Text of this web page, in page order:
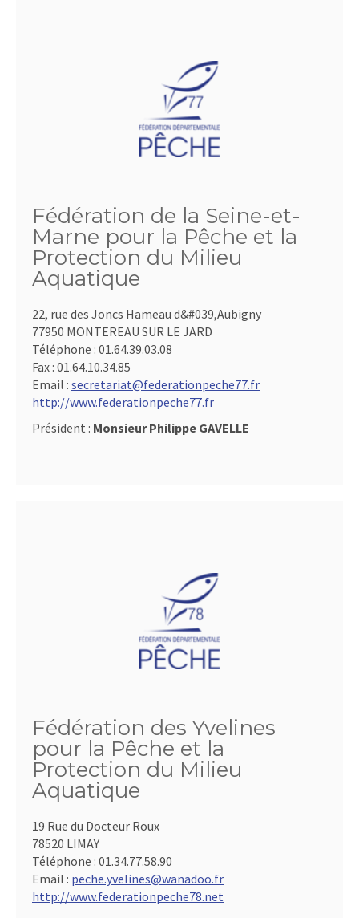
Fédération de la Seine-et-
Marne pour la Pêche et la
Protection du Milieu
Aquatique
22, rue des Joncs Hameau d&#039,Aubigny
77950 MONTEREAU SUR LE JARD
Téléphone : 01.64.39.03.08
Fax : 01.64.10.34.85
Email : secretariat@federationpeche77.fr
http://www.federationpeche77.fr
Président : Monsieur Philippe GAVELLE
Fédération des Yvelines
pour la Pêche et la
Protection du Milieu
Aquatique
19 Rue du Docteur Roux
78520 LIMAY
Téléphone : 01.34.77.58.90
Email : peche.yvelines@wanadoo.fr
http://www.federationpeche78.net